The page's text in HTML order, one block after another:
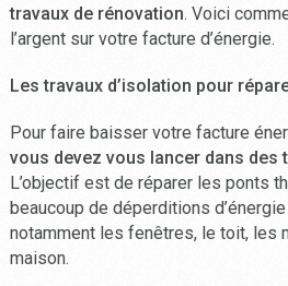
travaux de rénovation. Voici
l’argent sur votre facture d’énergie.
Les travaux d’isolation pour
Pour faire baisser votre facture
vous devez vous lancer dans des
L’objectif est de réparer les ponts
beaucoup de déperditions
notamment les fenêtres, le toit, les
maison.